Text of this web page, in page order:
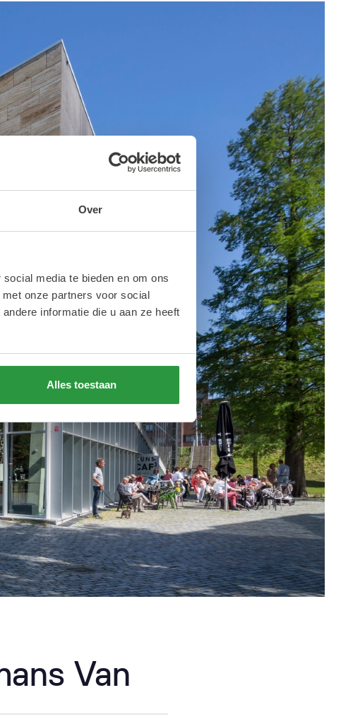
Over
media te bieden en om ons
onze partners voor social
informatie die u aan ze heeft
Alles toestaan
Van